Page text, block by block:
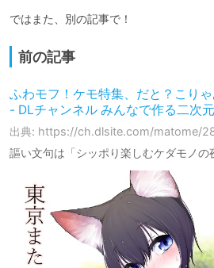
ではまた、別の記事で！
前の記事
ふわモフ！ケモ特集、だと？こり
- DLチャンネル みんなで作る二次
出典: https://ch.dlsite.com/matome/
謳い文句は「シッポり楽しむケダモノの